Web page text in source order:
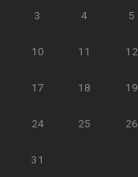
3 4 5
10 11 12
17 18 19
24 25 26
31